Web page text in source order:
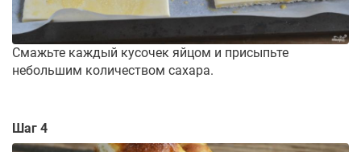
Смажьте каждый кусочек яйцом и присыпьте
небольшим количеством сахара.
Шаг 4